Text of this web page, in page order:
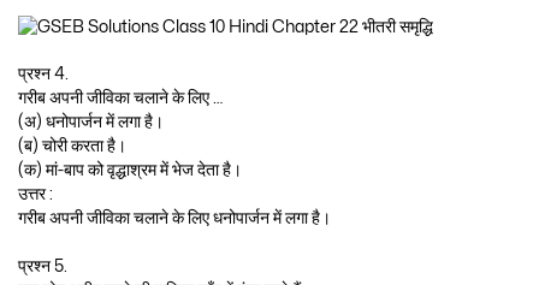
प्रश्न 4.
गरीब अपनी जीविका चलाने के लिए …
(अ) धनोपार्जन में लगा है।
(ब) चोरी करता है।
(क) मां-बाप को वृद्धाश्रम में भेज देता है।
उत्तर :
गरीब अपनी जीविका चलाने के लिए धनोपार्जन में लगा है।
प्रश्न 5.